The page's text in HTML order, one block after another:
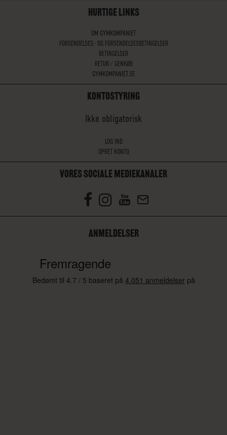
HURTIGE LINKS
OM GYMKOMPANIET
FORSENDELSES- OG FORSENDELSESBETINGELSER
BETINGELSER
RETUR / GENKØB
GYMKOMPANIET.SE
KONTOSTYRING
Ikke obligatorisk
LOG IND
OPRET KONTO
VORES SOCIALE MEDIEKANALER
ANMELDELSER